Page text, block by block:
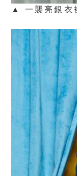
▲ 一襲亮銀衣